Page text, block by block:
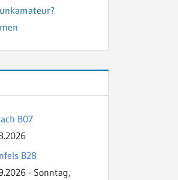
B07
B28
- Sonntag,